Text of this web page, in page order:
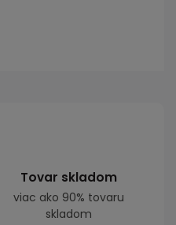
Tovar skladom
viac ako 90% tovaru
skladom